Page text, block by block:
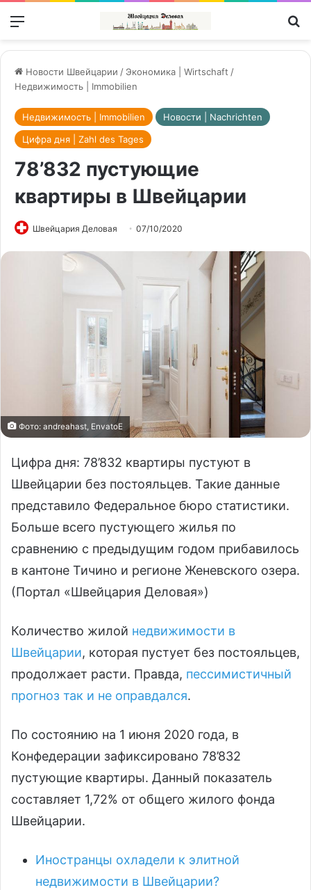
Меню
Новости Швейцарии / Экономика | Wirtschaft /
Недвижимость | Immobilien
Недвижимость | Immobilien
Новости | Nachrichten
Цифра дня | Zahl des Tages
78’832 пустующие
квартиры в Швейцарии
Швейцария Деловая 07/10/2020
Фото: andreahast, EnvatoE
Цифра дня: 78’832 квартиры пустуют в
Швейцарии без постояльцев. Такие данные
представило Федеральное бюро статистики.
Больше всего пустующего жилья по
сравнению с предыдущим годом прибавилось
в кантоне Тичино и регионе Женевского озера.
(Портал «Швейцария Деловая»)
Количество жилой недвижимости в
Швейцарии, которая пустует без постояльцев,
продолжает расти. Правда, пессимистичный
прогноз так и не оправдался.
По состоянию на 1 июня 2020 года, в
Конфедерации зафиксировано 78’832
пустующие квартиры. Данный показатель
составляет 1,72% от общего жилого фонда
Швейцарии.
Иностранцы охладели к элитной
недвижимости в Швейцарии?